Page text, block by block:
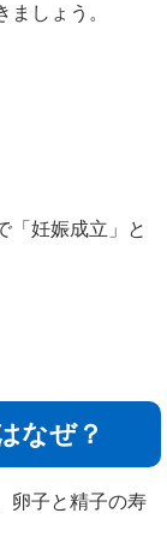
しょう。
「妊娠成立」と
なぜ？
卵子と精子の寿